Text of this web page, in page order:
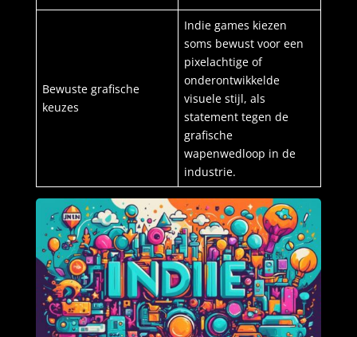
Bewuste grafische
keuzes
Indie games kiezen
soms bewust voor een
pixelachtige of
onderontwikkelde
visuele stijl, als
statement tegen de
grafische
wapenwedloop in de
industrie.